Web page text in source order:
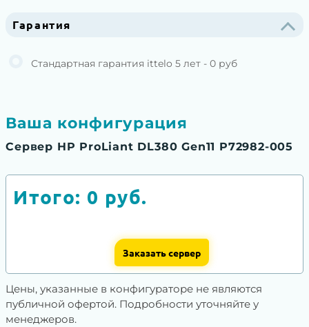
Гарантия
Стандартная гарантия ittelo 5 лет - 0 руб
Ваша конфигурация
Сервер HP ProLiant DL380 Gen11 P72982-005
Итого: 0 руб.
Заказать сервер
Цены, указанные в конфигураторе не являются
публичной офертой. Подробности уточняйте у
менеджеров.